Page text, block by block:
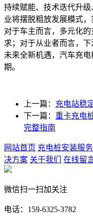
持续赋能、技术迭代升
业将摆脱粗放发展模式，
对于车主而言，多元化
求；对于从业者而言，
未来全新机遇，汽车充
期。
上一篇： 充电站稳
下一篇： 重卡充电
完整指南
网站首页 充电桩安装服务
决方案 关于我们 在线留
微信扫一扫加关注
电话：159-6325-3782